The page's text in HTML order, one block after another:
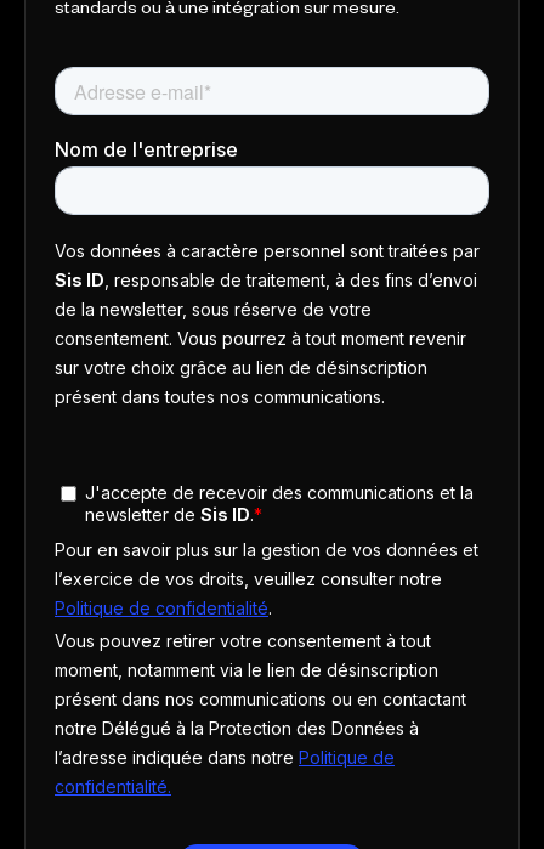
standards ou à une intégration sur mesure.